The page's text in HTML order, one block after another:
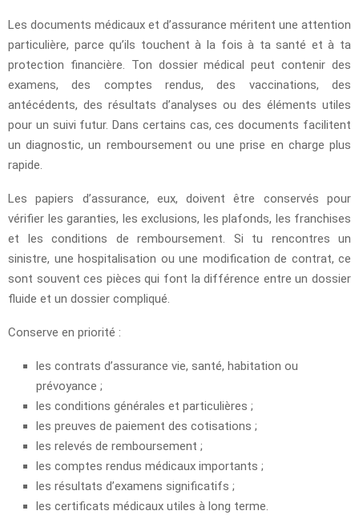
Les documents médicaux et d’assurance méritent une attention
particulière, parce qu’ils touchent à la fois à ta santé et à ta
protection financière. Ton dossier médical peut contenir des
examens, des comptes rendus, des vaccinations, des
antécédents, des résultats d’analyses ou des éléments utiles
pour un suivi futur. Dans certains cas, ces documents facilitent
un diagnostic, un remboursement ou une prise en charge plus
rapide.
Les papiers d’assurance, eux, doivent être conservés pour
vérifier les garanties, les exclusions, les plafonds, les franchises
et les conditions de remboursement. Si tu rencontres un
sinistre, une hospitalisation ou une modification de contrat, ce
sont souvent ces pièces qui font la différence entre un dossier
fluide et un dossier compliqué.
Conserve en priorité :
les contrats d’assurance vie, santé, habitation ou
prévoyance ;
les conditions générales et particulières ;
les preuves de paiement des cotisations ;
les relevés de remboursement ;
les comptes rendus médicaux importants ;
les résultats d’examens significatifs ;
les certificats médicaux utiles à long terme.